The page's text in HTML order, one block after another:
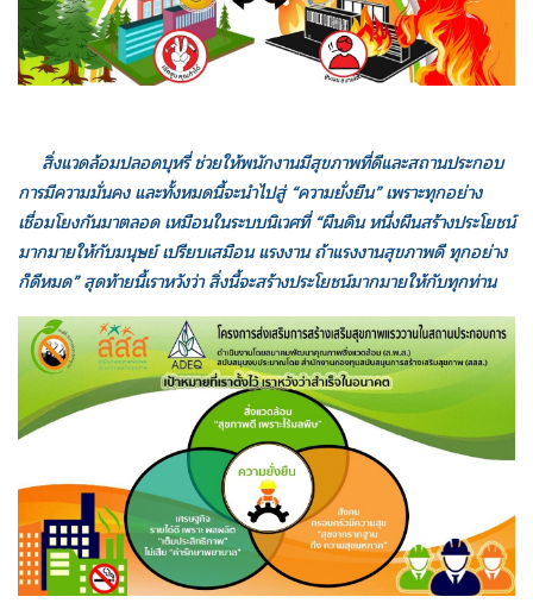
สิ่งแวดล้อมปลอดบุหรี่ ช่วยให้พนักงานมีสุขภาพที่ดีและสถานประกอบ
การมีความมั่นคง และทั้งหมดนี้จะนำไปสู่ “ความยั่งยืน” เพราะทุกอย่าง
เชื่อมโยงกันมาตลอด เหมือนในระบบนิเวศที่ “ผืนดิน หนึ่งผืนสร้างประโยชน์
มากมายให้กับมนุษย์ เปรียบเสมือน แรงงาน ถ้าแรงงานสุขภาพดี ทุกอย่าง
ก็ดีหมด” สุดท้ายนี้เราหวังว่า สิ่งนี้จะสร้างประโยชน์มากมายให้กับทุกท่าน